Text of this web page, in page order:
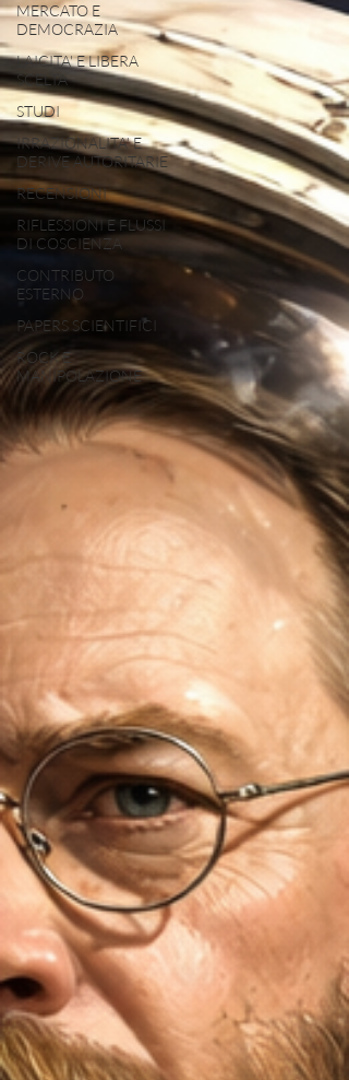
MERCATO E
DEMOCRAZIA
LAICITA' E LIBERA
SCELTA
STUDI
IRRAZIONALITA' E
DERIVE AUTORITARIE
RECENSIONI
RIFLESSIONI E FLUSSI
DI COSCIENZA
CONTRIBUTO
ESTERNO
PAPERS SCIENTIFICI
ROCK E
MANIPOLAZIONE